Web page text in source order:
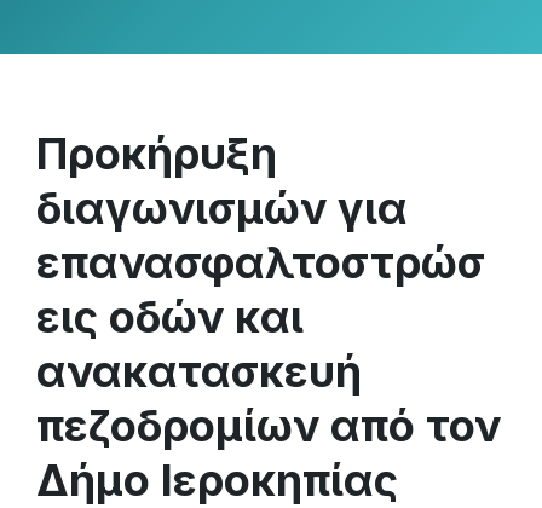
Προκήρυξη
διαγωνισμών για
επανασφαλτοστρώσ
εις οδών και
ανακατασκευή
πεζοδρομίων από τον
Δήμο Ιεροκηπίας